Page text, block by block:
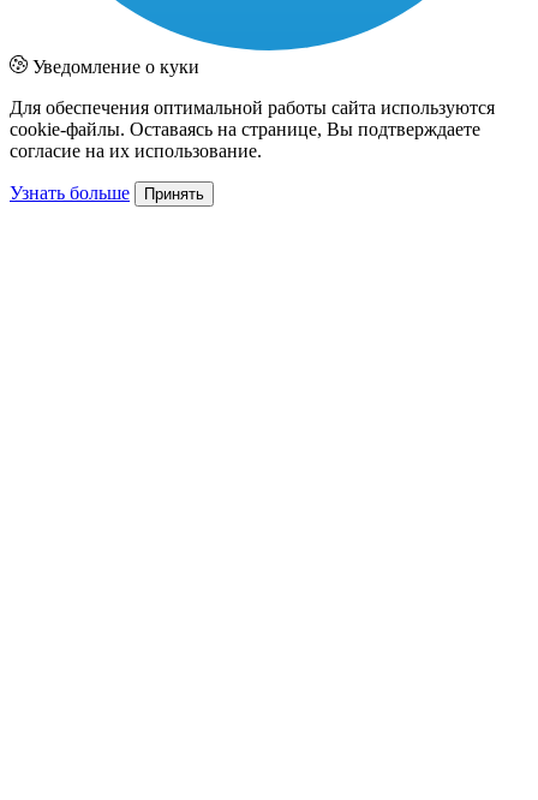
Уведомление о куки
Для обеспечения оптимальной работы сайта используются
cookie-файлы. Оставаясь на странице, Вы подтверждаете
согласие на их использование.
Узнать больше Принять